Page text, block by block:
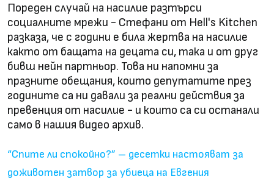
Пореден случай на насилие разтърси
социалните мрежи - Стефани от Hell's Kitchen
разказа, че с години е била жертва на насилие
както от бащата на децата си, така и от друг
бивш нейн партньор. Това ни напомни за
празните обещания, които депутатите през
годините са ни давали за реални действия за
превенция от насилие - и които са си останали
само в нашия видео архив.
“Спите ли спокойно?” – десетки настояват за
доживотен затвор за убиеца на Евгения